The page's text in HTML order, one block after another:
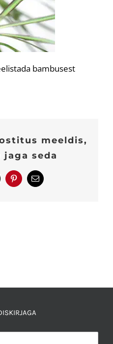
bambusest
meeldis,
seda
PinterestE-
post